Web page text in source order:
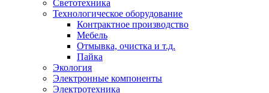
Светотехника
Технологическое оборудование
Контрактное производство
Мебель
Отмывка, очистка и т.д.
Пайка
Экология
Электронные компоненты
Электротехника